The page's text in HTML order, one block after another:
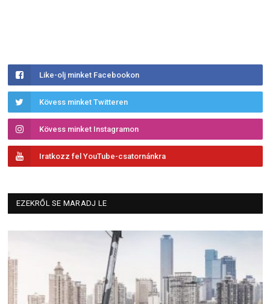
Like-olj minket Facebookon
Kövess minket Twitteren
Kövess minket Instagramon
Iratkozz fel YouTube-csatornánkra
EZEKRŐL SE MARADJ LE